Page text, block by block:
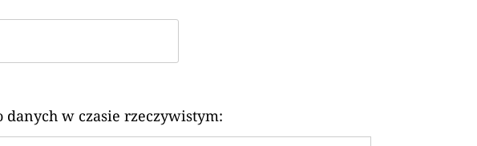
danych w czasie rzeczywistym: